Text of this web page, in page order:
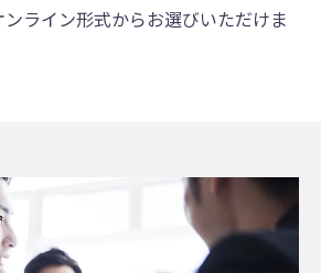
ライン形式からお選びいただけま